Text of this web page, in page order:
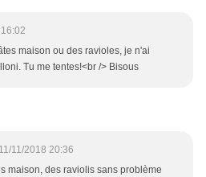
maison ou des ravioles, je n'ai
Tu me tentes!<br /> Bisous
11/11/2018 20:36
maison, des raviolis sans problème